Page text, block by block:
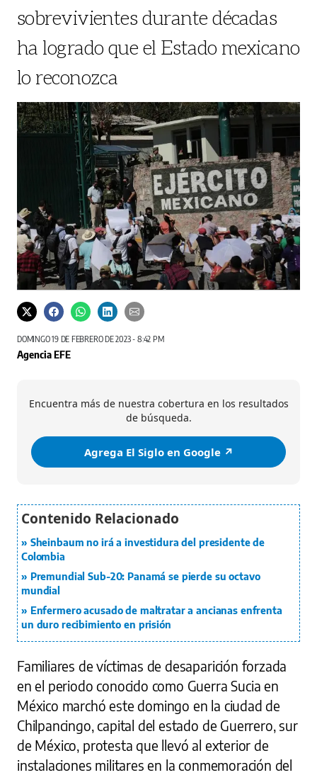
sobrevivientes durante décadas
ha logrado que el Estado mexicano
lo reconozca
DOMINGO 19 DE FEBRERO DE 2023 - 8:42 PM
Agencia EFE
Encuentra más de nuestra cobertura en los resultados
de búsqueda.
Agrega El Siglo en Google ↗️
Sheinbaum no irá a investidura del presidente de
Colombia
Premundial Sub-20: Panamá se pierde su octavo
mundial
Enfermero acusado de maltratar a ancianas enfrenta
un duro recibimiento en prisión
Familiares de víctimas de desaparición forzada
en el periodo conocido como Guerra Sucia en
México marchó este domingo en la ciudad de
Chilpancingo, capital del estado de Guerrero, sur
de México, protesta que llevó al exterior de
instalaciones militares en la conmemoración del